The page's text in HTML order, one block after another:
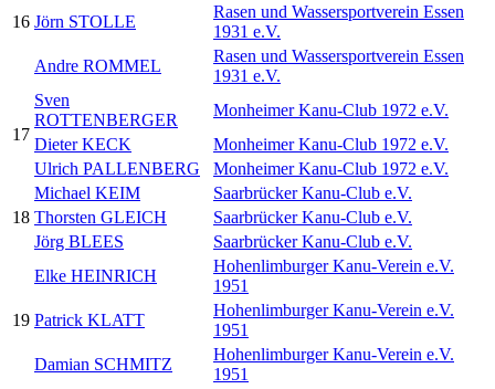
16 Jörn STOLLE
Rasen und Wassersportverein Essen
1931 e.V.
Andre ROMMEL
Rasen und Wassersportverein Essen
1931 e.V.
17
Sven
ROTTENBERGER
Monheimer Kanu-Club 1972 e.V.
Dieter KECK
Monheimer Kanu-Club 1972 e.V.
Ulrich PALLENBERG
Monheimer Kanu-Club 1972 e.V.
18
Michael KEIM
Saarbrücker Kanu-Club e.V.
Thorsten GLEICH
Saarbrücker Kanu-Club e.V.
Jörg BLEES
Saarbrücker Kanu-Club e.V.
19
Elke HEINRICH
Hohenlimburger Kanu-Verein e.V.
1951
Patrick KLATT
Hohenlimburger Kanu-Verein e.V.
1951
Damian SCHMITZ
Hohenlimburger Kanu-Verein e.V.
1951